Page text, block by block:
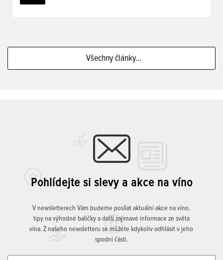
Všechny články...
Pohlídejte si slevy a akce na víno
V newsletterech Vám budeme posílat aktuální akce na víno,
tipy na výhodné balíčky a další zajímavé informace ze světa
vína. Z našeho newsletteru se můžete kdykoliv odhlásit v jeho
spodní části.